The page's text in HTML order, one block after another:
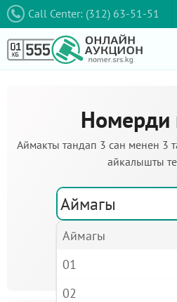
Call Center: (312) 63-51-51
Номерди
Аймакты тандап 3 сан менен 3
айкалышты
Аймагы
Аймагы
01
02